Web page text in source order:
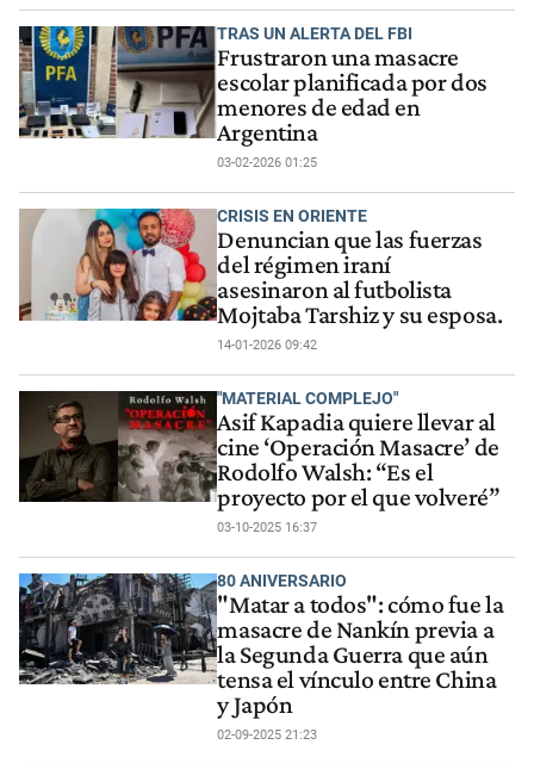
TRAS UN ALERTA DEL FBI
Frustraron una masacre
escolar planificada por dos
menores de edad en
Argentina
03-02-2026 01:25
CRISIS EN ORIENTE
Denuncian que las fuerzas
del régimen iraní
asesinaron al futbolista
Mojtaba Tarshiz y su esposa.
14-01-2026 09:42
"MATERIAL COMPLEJO"
Asif Kapadia quiere llevar al
cine ‘Operación Masacre’ de
Rodolfo Walsh: “Es el
proyecto por el que volveré”
03-10-2025 16:37
80 ANIVERSARIO
"Matar a todos": cómo fue la
masacre de Nankín previa a
la Segunda Guerra que aún
tensa el vínculo entre China
y Japón
02-09-2025 21:23